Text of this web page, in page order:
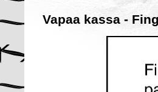
Vapaa kassa -